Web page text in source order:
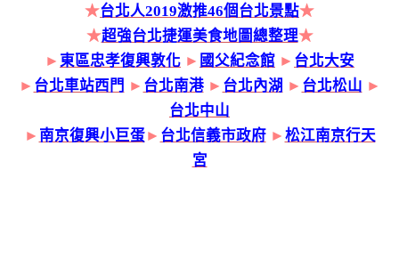
★台北人2019激推46個台北景點★
★超強台北捷運美食地圖總整理★
► 東區忠孝復興敦化 ► 國父紀念館 ► 台北大安
► 台北車站西門 ► 台北南港 ► 台北內湖 ► 台北松山 ►
台北中山
► 南京復興小巨蛋► 台北信義市政府► 松江南京行天
宮